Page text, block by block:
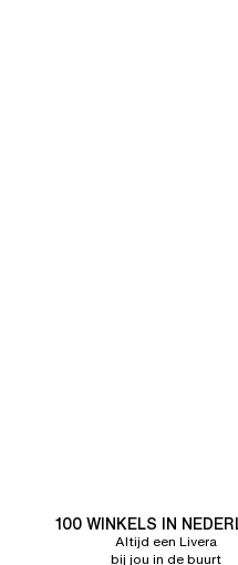
100 WINKELS IN
Altijd een Livera
bij jou in de buurt